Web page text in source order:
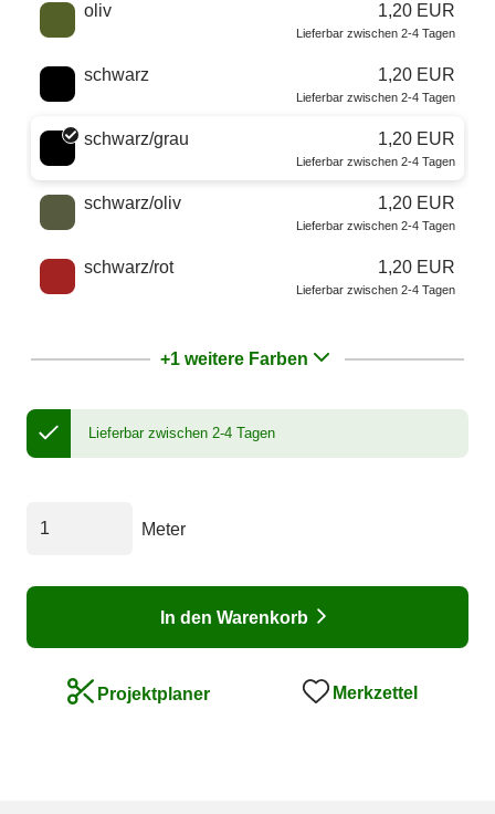
oliv 1,20 EUR
Lieferbar zwischen 2-4 Tagen
schwarz 1,20 EUR
Lieferbar zwischen 2-4 Tagen
schwarz/grau 1,20 EUR
Lieferbar zwischen 2-4 Tagen
schwarz/oliv 1,20 EUR
Lieferbar zwischen 2-4 Tagen
schwarz/rot 1,20 EUR
Lieferbar zwischen 2-4 Tagen
+1 weitere Farben
Lieferbar zwischen 2-4 Tagen
Meter
In den Warenkorb
Projektplaner Merkzettel